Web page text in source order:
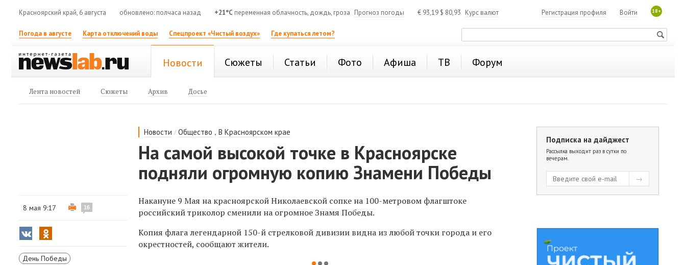
Красноярский край, 6 августа обновлено: полчаса назад +21°C переменная облачность, дождь, гроза Прогноз погоды € 93,19 $ 80,93 Курс валют 18+
Войти
Регистрация профиля
Погода в августе Карта отключений воды Спецпроект «Чистый воздух» Где купаться летом?
Новости Сюжеты Статьи Фото Афиша ТВ Форум
Лента новостей Сюжеты Архив Досье
Новости /Общество ,В Красноярском крае
На самой высокой точке в Красноярске
подняли огромную копию Знамени Победы
8 мая 9:17 16
День Победы
Накануне 9 Мая на красноярской Николаевской сопке на 100-метровом флагштоке
российский триколор сменили на огромное Знамя Победы.
Копия флага легендарной 150-й стрелковой дивизии видна из любой точки города и его
окрестностей, сообщают жители.
Подписка на дайджест
Рассылка выходит раз в сутки по
вечерам.